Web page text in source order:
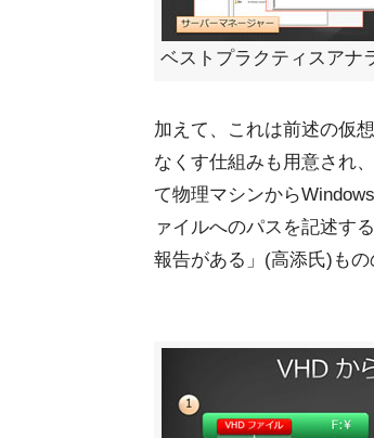
ベストプラクティスアナ
加えて、これは前述の仮
なくす仕組みも用意され
て物理マシンから
ァイルへのパスを記述す
報告がある」(高添氏)も